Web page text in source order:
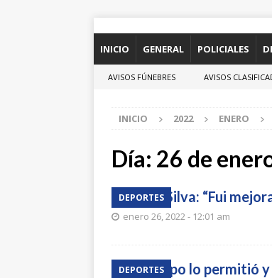
INICIO GENERAL POLICIALES
AVISOS FÚNEBRES AVISOS
INICIO 2022 ENERO
Día: 26 de
DEPORTES
Paola Silva: “Fui
enero 26, 2022 - 12:01 am
DEPORTES
El tiempo lo permitió